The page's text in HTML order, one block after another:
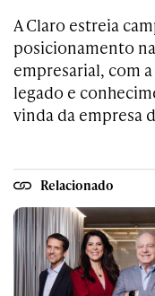
A Claro estreia
posicionamento
empresarial, com
legado e
vinda da empresa
Relacionado